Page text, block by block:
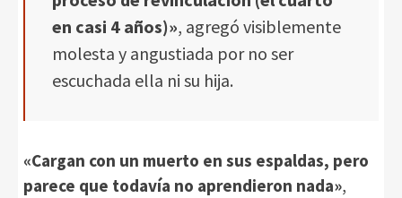
en casi 4 años)», agregó visiblemente
molesta y angustiada por no ser
escuchada ella ni su hija.
«Cargan con un muerto en sus espaldas, pero
parece que todavía no aprendieron nada»,